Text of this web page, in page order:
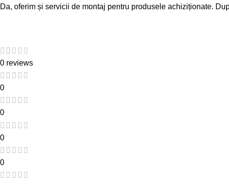
Da, oferim și servicii de montaj pentru produsele achiziționate.
0 reviews
0
0
0
0